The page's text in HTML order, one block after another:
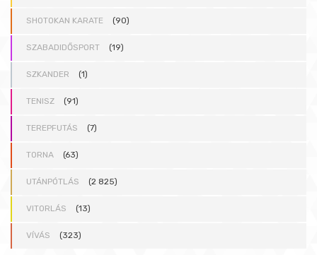
SHOTOKAN KARATE (90)
SZABADIDŐSPORT (19)
SZKANDER (1)
TENISZ (91)
TEREPFUTÁS (7)
TORNA (63)
UTÁNPÓTLÁS (2 825)
VITORLÁS (13)
VÍVÁS (323)